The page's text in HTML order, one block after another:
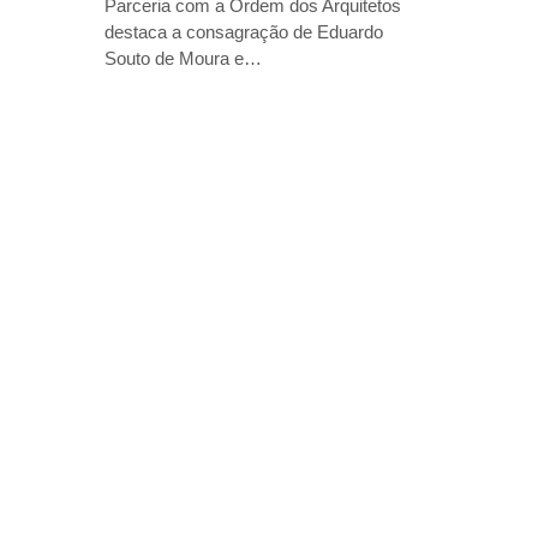
Parceria com a Ordem dos Arquitetos
destaca a consagração de Eduardo
Souto de Moura e…